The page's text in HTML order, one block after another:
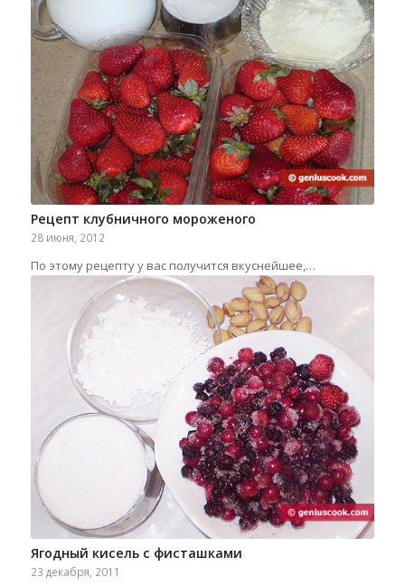
Рецепт клубничного мороженого
28 июня, 2012
По этому рецепту у вас получится вкуснейшее,…
Ягодный кисель с фисташками
23 декабря, 2011